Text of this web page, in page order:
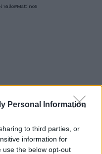
Personal Information
to third parties, or
information for
use the below opt-out
Vallo#Mattino5